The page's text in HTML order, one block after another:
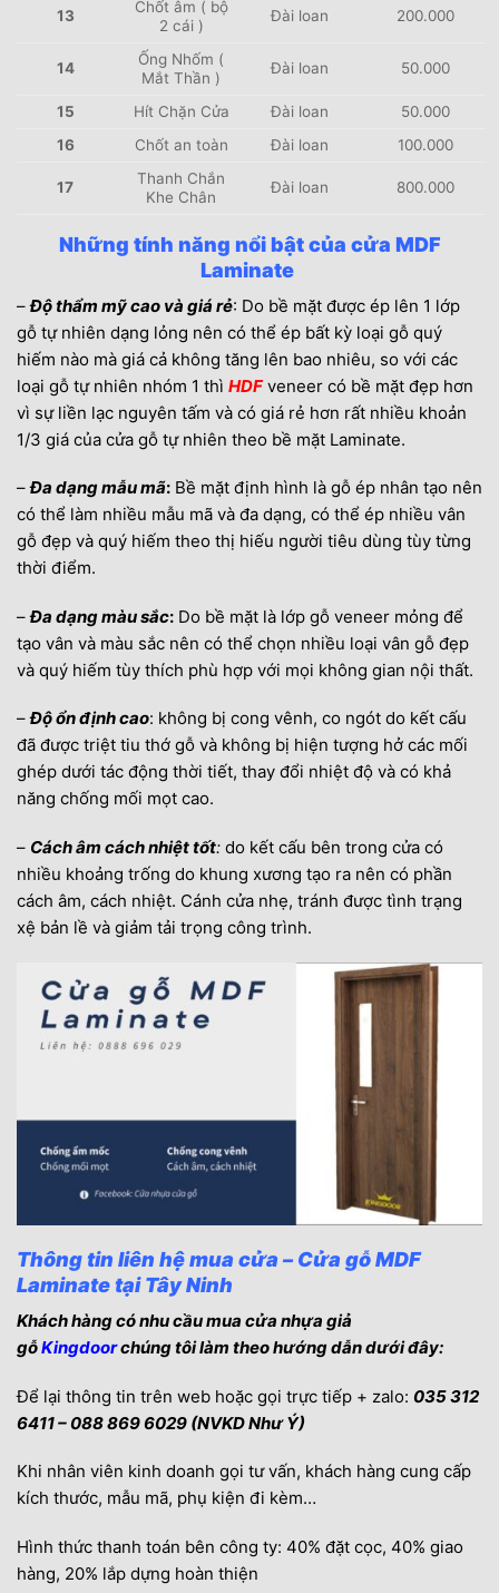
13
Chốt âm ( bộ
2 cái )
Đài loan 200.000
14
Ống Nhốm (
Mắt Thần )
Đài loan 50.000
15 Hít Chặn Cửa Đài loan
50.000
16
Chốt an toàn Đài loan 100.000
17
Thanh Chắn
Khe Chân
Đài loan 800.000
Những tính năng nổi bật của cửa MDF
Laminate
–Độ thẩm mỹ cao và giá rẻ: Do bề mặt được ép lên 1 lớp
gỗ tự nhiên dạng lỏng nên có thể ép bất kỳ loại gỗ quý
hiếm nào mà giá cả không tăng lên bao nhiêu, so với các
loại gỗ tự nhiên nhóm 1 thì HDFveneer có bề mặt đẹp hơn
vì sự liền lạc nguyên tấm và có giá rẻ hơn rất nhiều khoản
1/3 giá của cửa gỗ tự nhiên theo bề mặt Laminate.
–Đa dạng mẫu mã: Bề mặt định hình là gỗ ép nhân tạo nên
có thể làm nhiều mẫu mã và đa dạng, có thể ép nhiều vân
gỗ đẹp và quý hiếm theo thị hiếu người tiêu dùng tùy từng
thời điểm.
–Đa dạng màu sắc: Do bề mặt là lớp gỗ veneer mỏng để
tạo vân và màu sắc nên có thể chọn nhiều loại vân gỗ đẹp
và quý hiếm tùy thích phù hợp với mọi không gian nội thất.
–Độ ổn định cao: không bị cong vênh, co ngót do kết cấu
đã được triệt tiu thớ gỗ và không bị hiện tượng hở các mối
ghép dưới tác động thời tiết, thay đổi nhiệt độ và có khả
năng chống mối mọt cao.
– Cách âm cách nhiệt tốt: do kết cấu bên trong cửa có
nhiều khoảng trống do khung xương tạo ra nên có phần
cách âm, cách nhiệt. Cánh cửa nhẹ, tránh được tình trạng
xệ bản lề và giảm tải trọng công trình.
Thông tin liên hệ mua cửa – Cửa gỗ MDF
Laminate tại Tây Ninh
Khách hàng có nhu cầu mua cửa nhựa giả
gỗKingdoorchúng tôi làm theo hướng dẫn dưới đây:
Để lại thông tin trên web hoặc gọi trực tiếp + zalo: 035 312
6411 – 088 869 6029 (NVKD Như Ý)
Khi nhân viên kinh doanh gọi tư vấn, khách hàng cung cấp
kích thước, mẫu mã, phụ kiện đi kèm…
Hình thức thanh toán bên công ty: 40% đặt cọc, 40% giao
hàng, 20% lắp dựng hoàn thiện